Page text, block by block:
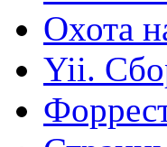
Охота
Yii.